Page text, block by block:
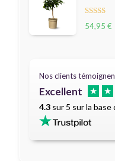
Note
54,95 €
Nos clients
Excellent ★ ★
4.3 sur 5 sur la base